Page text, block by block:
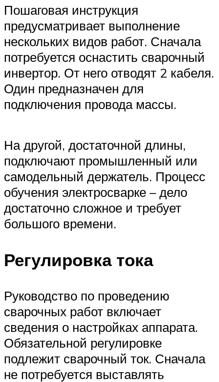
Пошаговая инструкция
предусматривает выполнение
нескольких видов работ. Сначала
потребуется оснастить сварочный
инвертор. От него отводят 2 кабеля.
Один предназначен для
подключения провода массы.
На другой, достаточной длины,
подключают промышленный или
самодельный держатель. Процесс
обучения электросварке – дело
достаточно сложное и требует
большого времени.
Регулировка тока
Руководство по проведению
сварочных работ включает
сведения о настройках аппарата.
Обязательной регулировке
подлежит сварочный ток. Сначала
не потребуется выставлять